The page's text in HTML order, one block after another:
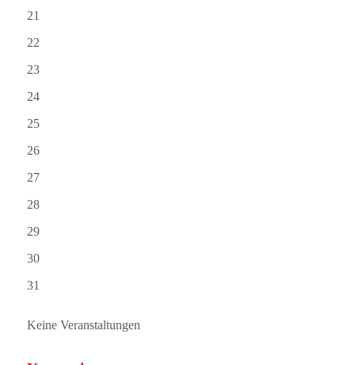
21
22
23
24
25
26
27
28
29
30
31
Keine Veranstaltungen